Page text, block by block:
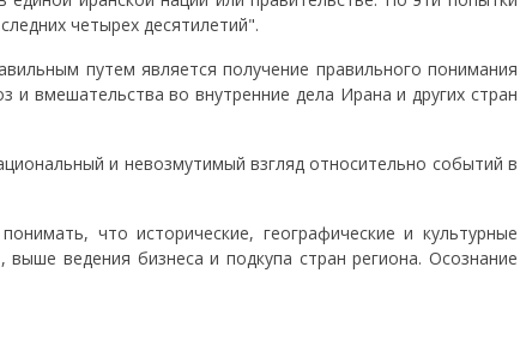
четырех десятилетий".
путем является получение правильного понимания
вмешательства во внутренние дела Ирана и других стран
и невозмутимый взгляд относительно событий в
что исторические, географические и культурные
ведения бизнеса и подкупа стран региона. Осознание